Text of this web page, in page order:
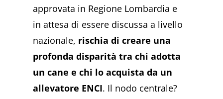
approvata in Regione Lombardia e
in attesa di essere discussa a livello
nazionale, rischia di creare una
profonda disparità tra chi adotta
un cane e chi lo acquista da un
allevatore ENCI. Il nodo centrale?